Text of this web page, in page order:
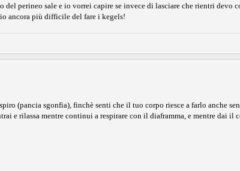
perineo sale e io vorrei capire se invece di lasciare che rientri devo
ancora più difficile del fare i kegels!
(pancia sgonfia), finchè senti che il tuo corpo riesce a farlo anche
e rilassa mentre continui a respirare con il diaframma, e mentre dai il